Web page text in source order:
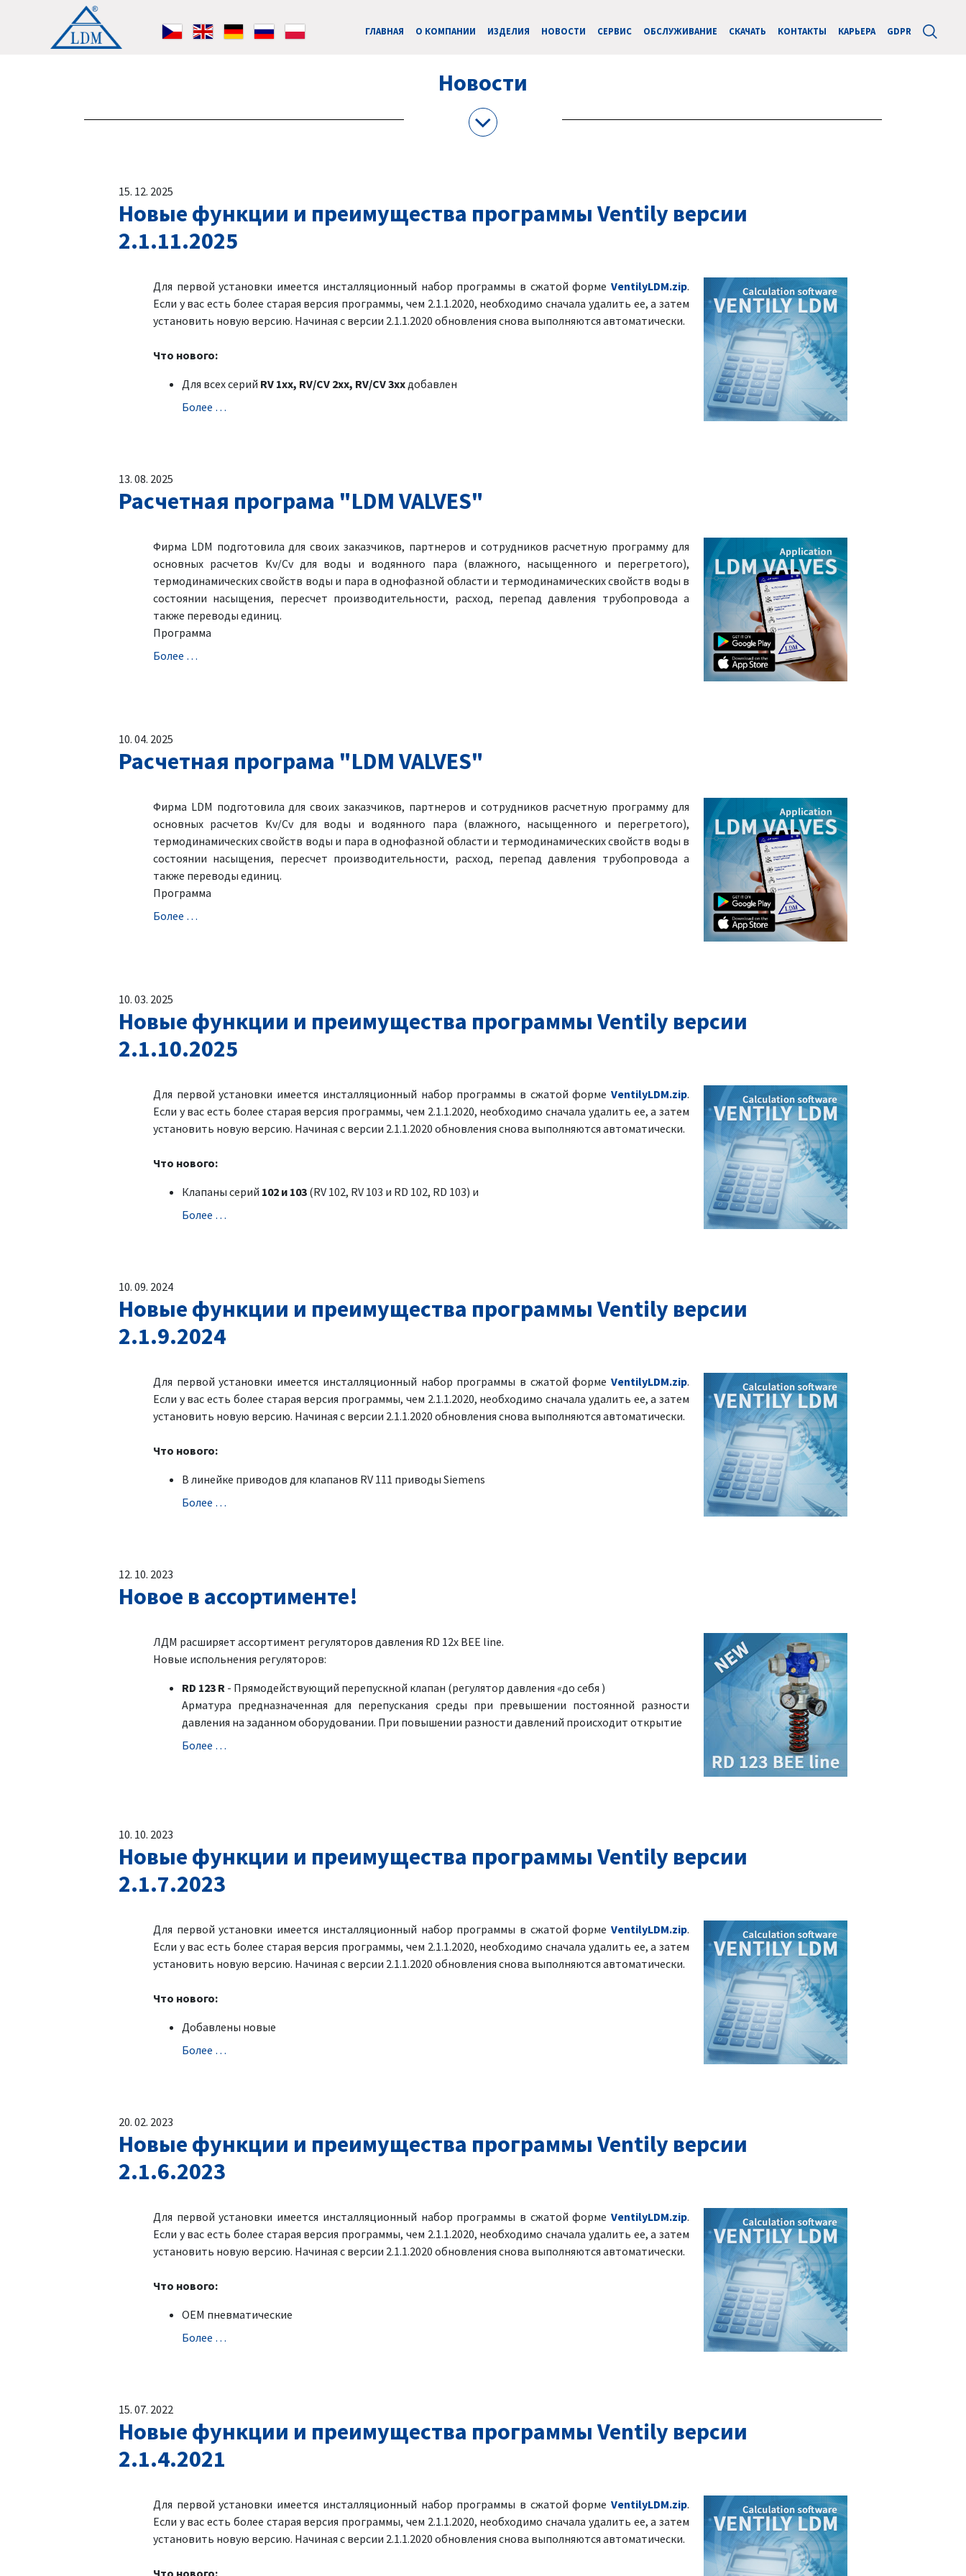
ГЛАВНАЯ О КОМПАНИИ ИЗДЕЛИЯ НОВОСТИ CЕРВИС ОБСЛУЖИВАНИЕ СКАЧАТЬ КОНТАКТЫ КАРЬЕРА GDPR
Новости
15. 12. 2025
Новые функции и преимущества программы Ventily версии
2.1.11.2025
Для первой установки имеется инсталляционный набор программы в сжатой форме VentilyLDM.zip.
Если у вас есть более старая версия программы, чем 2.1.1.2020, необходимо сначала удалить ее, а затем
установить новую версию. Начиная с версии 2.1.1.2020 обновления снова выполняются автоматически.
Что нового:
Для всех серий RV 1xx, RV/CV 2xx, RV/CV 3xxдобавлен
Болeе …
13. 08. 2025
Расчетная програма "LDM VALVES"
Фирма LDM подготовила для своих заказчиков, партнеров и сотрудников расчетную программу для
основных расчетов Kv/Cv для воды и водянного пара (влажного, насыщенного и перегретого),
термодинамических свойств воды и пара в однофазной области и термодинамических свойств воды в
состоянии насыщения, пересчет производительности, расход, перепад давления трубопровода а
также переводы единиц.
Программа
Болeе …
10. 04. 2025
Расчетная програма "LDM VALVES"
Фирма LDM подготовила для своих заказчиков, партнеров и сотрудников расчетную программу для
основных расчетов Kv/Cv для воды и водянного пара (влажного, насыщенного и перегретого),
термодинамических свойств воды и пара в однофазной области и термодинамических свойств воды в
состоянии насыщения, пересчет производительности, расход, перепад давления трубопровода а
также переводы единиц.
Программа
Болeе …
10. 03. 2025
Новые функции и преимущества программы Ventily версии
2.1.10.2025
Для первой установки имеется инсталляционный набор программы в сжатой форме VentilyLDM.zip.
Если у вас есть более старая версия программы, чем 2.1.1.2020, необходимо сначала удалить ее, а затем
установить новую версию. Начиная с версии 2.1.1.2020 обновления снова выполняются автоматически.
Что нового:
Клапаны серий 102 и 103 (RV 102, RV 103 и RD 102, RD 103) и
Болeе …
10. 09. 2024
Новые функции и преимущества программы Ventily версии
2.1.9.2024
Для первой установки имеется инсталляционный набор программы в сжатой форме VentilyLDM.zip.
Если у вас есть более старая версия программы, чем 2.1.1.2020, необходимо сначала удалить ее, а затем
установить новую версию. Начиная с версии 2.1.1.2020 обновления снова выполняются автоматически.
Что нового:
В линейке приводов для клапанов RV 111 приводы Siemens
Болeе …
12. 10. 2023
Новое в ассортименте!
ЛДМ расширяет ассортимент регуляторов давления RD 12x BEE line.
Новыe испольнения регуляторов:
RD 123 R - Прямодействующий перепускной клапан (регулятор давления «до себя )
Aрматура предназначенная для перепускания среды при превышении постоянной разности
давления на заданном оборудовании. При повышении разности давлений происходит открытие
Болeе …
10. 10. 2023
Новые функции и преимущества программы Ventily версии
2.1.7.2023
Для первой установки имеется инсталляционный набор программы в сжатой форме VentilyLDM.zip.
Если у вас есть более старая версия программы, чем 2.1.1.2020, необходимо сначала удалить ее, а затем
установить новую версию. Начиная с версии 2.1.1.2020 обновления снова выполняются автоматически.
Что нового:
Добавлены новые
Болeе …
20. 02. 2023
Новые функции и преимущества программы Ventily версии
2.1.6.2023
Для первой установки имеется инсталляционный набор программы в сжатой форме VentilyLDM.zip.
Если у вас есть более старая версия программы, чем 2.1.1.2020, необходимо сначала удалить ее, а затем
установить новую версию. Начиная с версии 2.1.1.2020 обновления снова выполняются автоматически.
Что нового:
OEM пневматические
Болeе …
15. 07. 2022
Новые функции и преимущества программы Ventily версии
2.1.4.2021
Для первой установки имеется инсталляционный набор программы в сжатой форме VentilyLDM.zip.
Если у вас есть более старая версия программы, чем 2.1.1.2020, необходимо сначала удалить ее, а затем
установить новую версию. Начиная с версии 2.1.1.2020 обновления снова выполняются автоматически.
Что нового: